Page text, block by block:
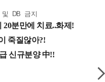
DB 금지